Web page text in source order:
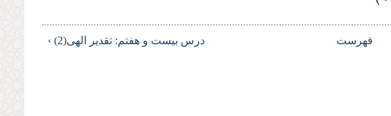
فهرست درس بیست و هفتم: تقدیر الهی(2) ›